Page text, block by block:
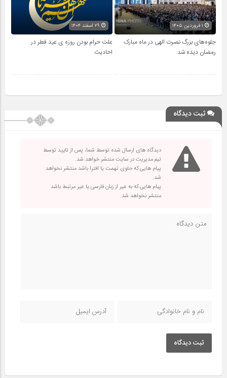
جلوه‌های بزرگ نصرت الهی در ماه مبارک
رمضان دیده شد
علت حرام بودن روزه ی عید فطر در
احادیث
ثبت دیدگاه
دیدگاه های ارسال شده توسط شما، پس از تایید توسط
تیم مدیریت در سایت منتشر خواهد شد.
پیام هایی که حاوی تهمت یا افترا باشد منتشر نخواهد
شد.
پیام هایی که به غیر از زبان فارسی یا غیر مرتبط باشد
منتشر نخواهد شد.
ثبت دیدگاه